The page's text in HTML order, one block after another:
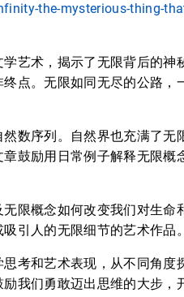
the-mysterious-thing-
艺术，揭示了无限背后的神
点。无限如同无尽的公路，
数序列。自然界也充满了无
鼓励用日常例子解释无限概
限概念如何改变我们对生命
引人的无限细节的艺术作品。
考和艺术表现，从不同角度
我们勇敢迈出思维的大步，